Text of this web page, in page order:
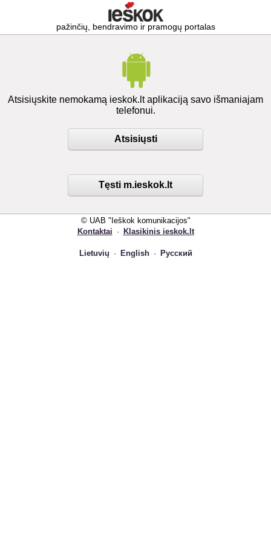
pažinčių, bendravimo ir pramogų portalas
Atsisiųskite nemokamą ieskok.lt aplikaciją savo išmaniajam
telefonui.
Atsisiųsti
Tęsti m.ieskok.lt
© UAB "Ieškok komunikacijos"
Kontaktai · Klasikinis ieskok.lt
Lietuvių · English · Русский